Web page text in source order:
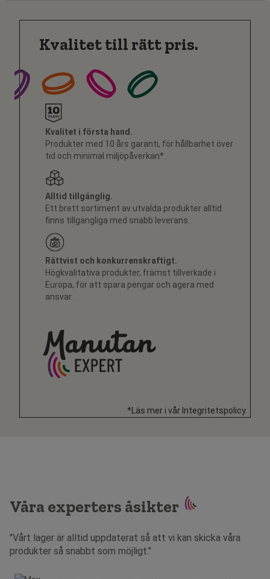
Kvalitet till rätt pris.
Kvalitet i första hand.
Produkter med 10 års garanti, för hållbarhet över
tid och minimal miljöpåverkan*.
Alltid tillgänglig.
Ett brett sortiment av utvalda produkter alltid
finns tillgängliga med snabb leverans.
Rättvist och konkurrenskraftigt.
Högkvalitativa produkter, främst tillverkade i
Europa, för att spara pengar och agera med
ansvar.
*Läs mer i vår Integritetspolicy.
Våra experters åsikter
"Vårt lager är alltid uppdaterat så att vi kan skicka våra
produkter så snabbt som möjligt."